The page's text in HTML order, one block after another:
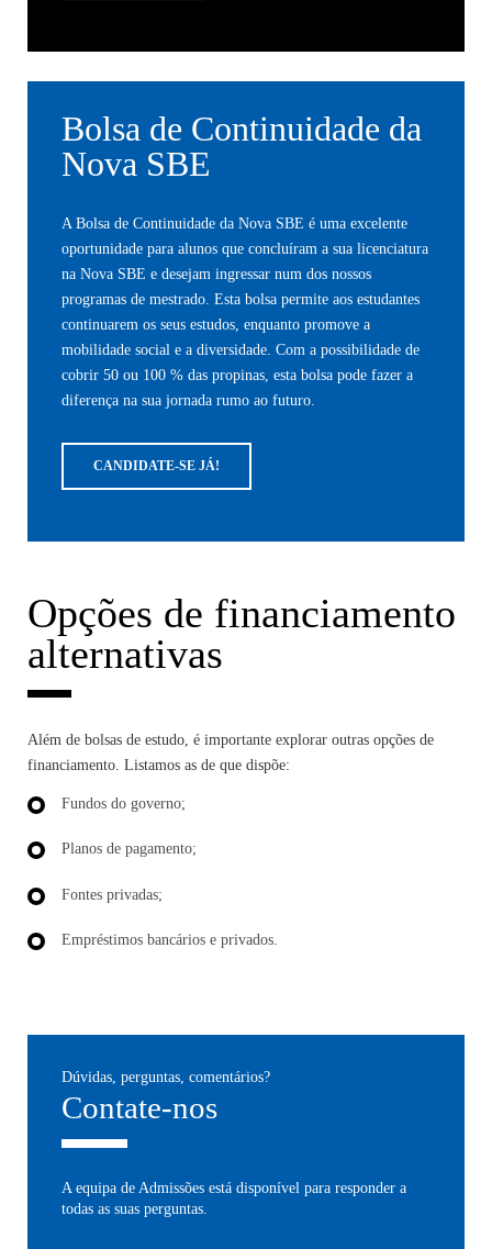
Bolsa de Continuidade da
Nova SBE
A Bolsa de Continuidade da Nova SBE é uma excelente
oportunidade para alunos que concluíram a sua licenciatura
na Nova SBE e desejam ingressar num dos nossos
programas de mestrado. Esta bolsa permite aos estudantes
continuarem os seus estudos, enquanto promove a
mobilidade social e a diversidade. Com a possibilidade de
cobrir 50 ou 100 % das propinas, esta bolsa pode fazer a
diferença na sua jornada rumo ao futuro.
CANDIDATE-SE JÁ!
Opções de financiamento
alternativas
Além de bolsas de estudo, é importante explorar outras opções de
financiamento. Listamos as de que dispõe:
Fundos do governo;
Planos de pagamento;
Fontes privadas;
Empréstimos bancários e privados.
Dúvidas, perguntas, comentários?
Contate-nos
A equipa de Admissões está disponível para responder a
todas as suas perguntas.